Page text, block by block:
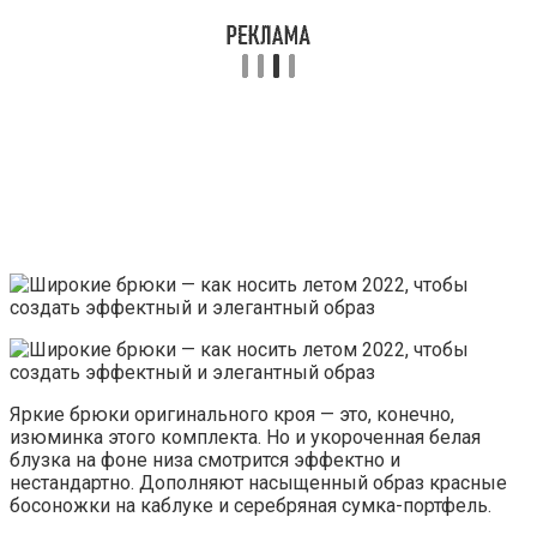
Яркие брюки оригинального кроя — это, конечно,
изюминка этого комплекта. Но и укороченная белая
блузка на фоне низа смотрится эффектно и
нестандартно. Дополняют насыщенный образ красные
босоножки на каблуке и серебряная сумка-портфель.